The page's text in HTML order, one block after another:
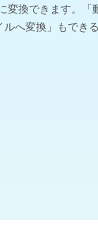
変換できます。「
へ変換」もでき